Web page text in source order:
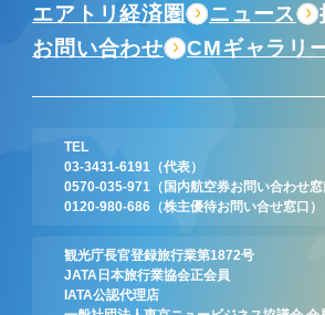
TEL
03-3431-6191
（代表）
0570-035-971
（国内航空券お問い合わせ窓
0120-980-686 （株主優待お問い合せ窓口）
観光庁長官登録旅行業第1872号
JATA日本旅行業協会正会員
IATA公認代理店
エアトリ経済圏 ニュース
お問い合わせ
CMギャラリ